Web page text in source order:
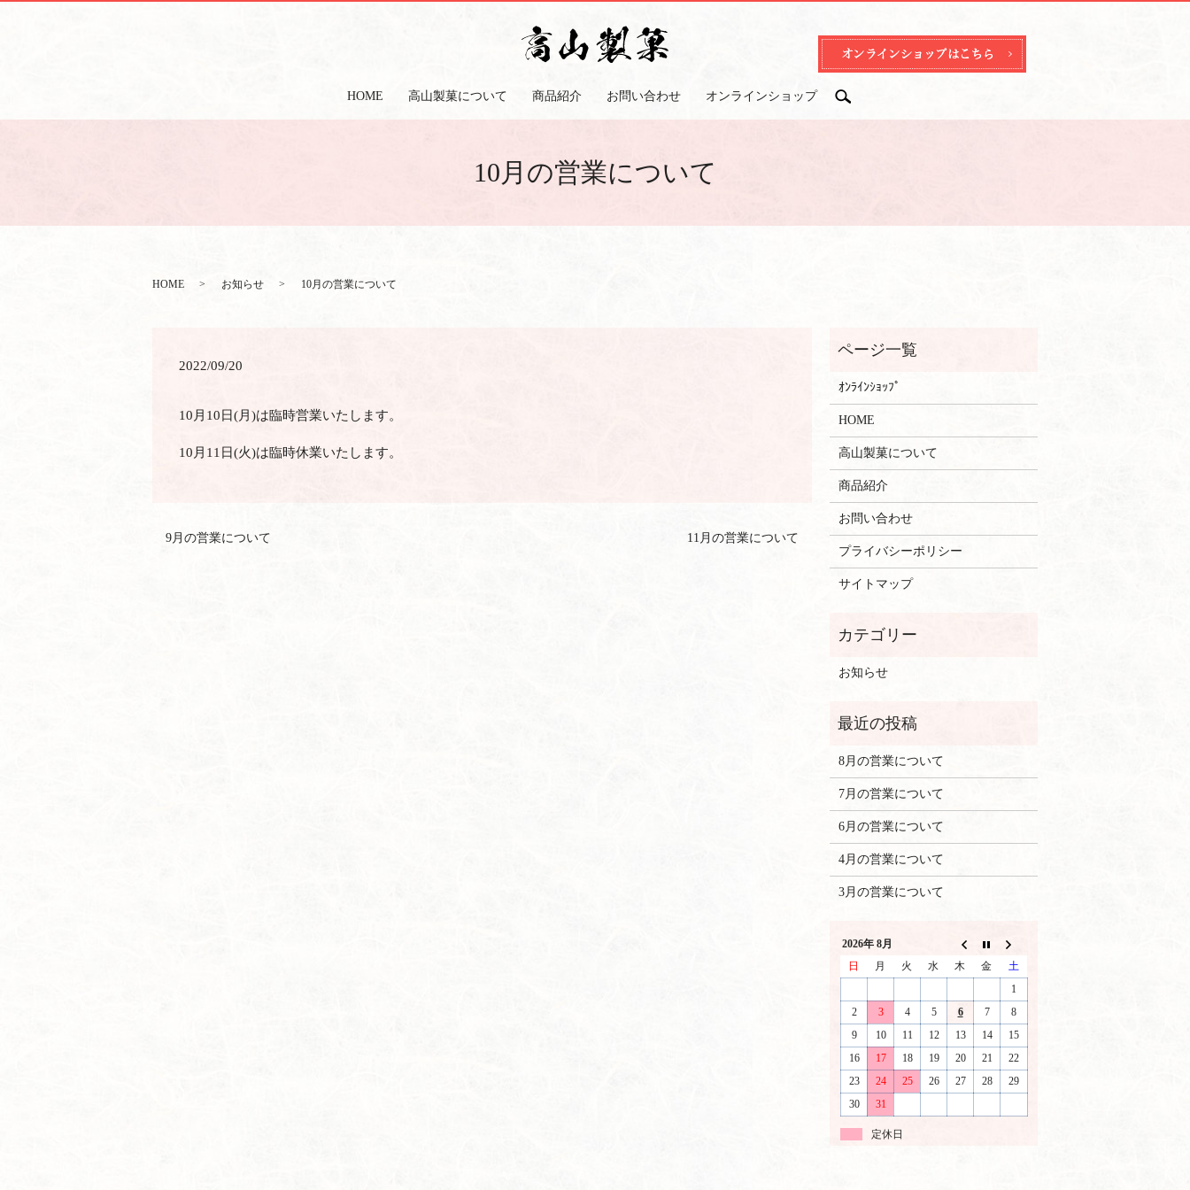
HOME 高山製菓について 商品紹介 お問い合わせ オンラインショップ search
10月の営業について
HOME お知らせ 10月の営業について
2022/09/20
10月10日(月)は臨時営業いたします。
10月11日(火)は臨時休業いたします。
9月の営業について 11月の営業について
ｵﾝﾗｲﾝｼｮｯﾌﾟ
HOME
高山製菓について
商品紹介
お問い合わせ
プライバシーポリシー
サイトマップ
お知らせ
8月の営業について
7月の営業について
6月の営業について
4月の営業について
3月の営業について
2026年 8月
日
月 火 水 木 金
土
1
2
3 4 5 6 7
8
9
10 11 12 13 14
15
16
17 18 19 20 21
22
23
24 25 26 27 28
29
30
31
定休日